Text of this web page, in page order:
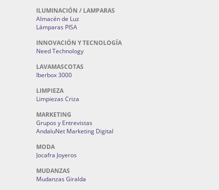
ILUMINACIÓN / LAMPARAS
Almacén de Luz
Lámparas PISA
INNOVACIÓN Y TECNOLOGÍA
Need Technology
LAVAMASCOTAS
Iberbox 3000
LIMPIEZA
Limpiezas Criza
MARKETING
Grupos y Entrevistas
AndaluNet Marketing Digital
MODA
Jocafra Joyeros
MUDANZAS
Mudanzas Giralda